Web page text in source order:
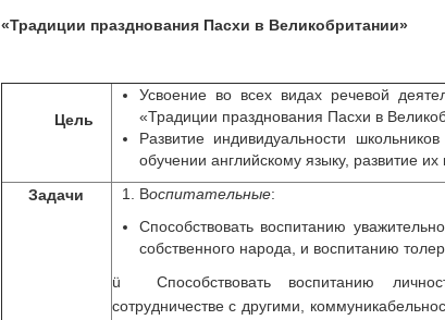
«Традиции празднования Пасхи в Великобритании»
Цель
Усвоение во всех видах речевой
«Традиции празднования Пасхи в
Развитие индивидуальности
обучении английскому языку, развитие их
Задачи
Воспитательные:
Способствовать воспитанию
собственного народа, и воспитанию
ü Способствовать воспитанию
сотрудничестве с другими,